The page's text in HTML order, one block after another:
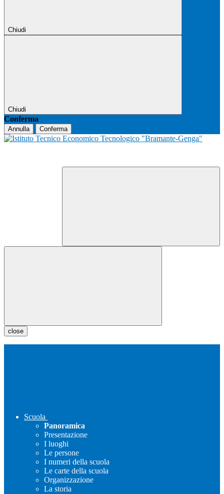
Chiudi
Chiudi
Conferma
Annulla Conferma
close
Scuola
Panoramica
Presentazione
I luoghi
Le persone
I numeri della scuola
Le carte della scuola
Organizzazione
La storia